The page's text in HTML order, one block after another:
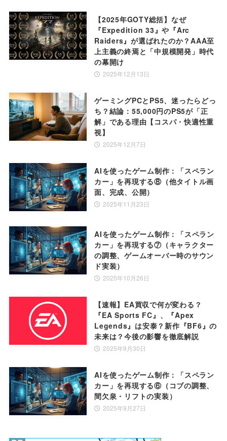
【2025年GOTY総括】なぜ
『Expedition 33』や『Arc
Raiders』が選ばれたのか？AAA至
上主義の終焉と「中規模開発」時代
の幕開け
2025年12月13日
ゲーミングPCとPS5、迷ったらどっ
ち？結論：55,000円のPS5が「正
解」である理由【コスパ・快適性重
視】
2025年12月7日
AIを使ったゲーム制作：「スペラン
カー」を再現する⑧（他タイトル画
面、完成、公開）
2025年11月23日
AIを使ったゲーム制作：「スペラン
カー」を再現する⑦（キャラクター
の調整、ゲームオーバー時のサウン
ド実装）
2025年10月26日
【速報】EA買収で何が変わる？
『EA Sports FC』、『Apex
Legends』は安泰？新作『BF6』の
未来は？今後の影響を徹底解説
2025年9月30日
AIを使ったゲーム制作：「スペラン
カー」を再現する⑥（コブの調整、
間欠泉・リフトの実装）
2025年9月27日